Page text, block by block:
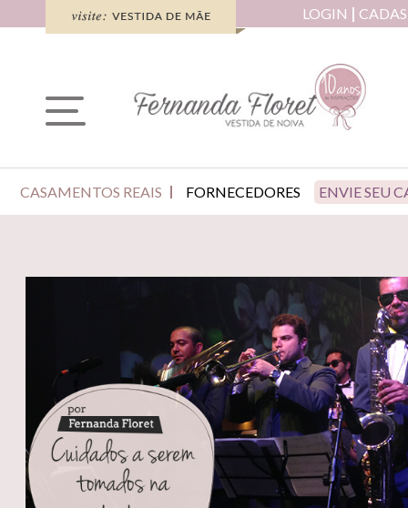
LOGIN
CASAMENTOS REAIS FORNECEDORES ENVIE SEU